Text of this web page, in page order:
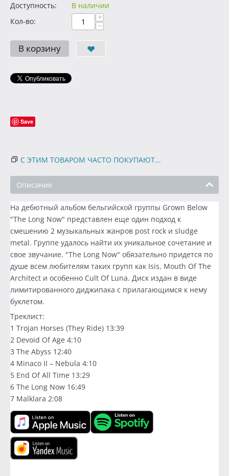
Доступность:
В наличии
Кол-во:
+
−
В корзину
Save
С ЭТИМ ТОВАРОМ ЧАСТО ПОКУПАЮТ...
Описание
На дебютный альбом бельгийской группы Grown Below
"The Long Now" представлен еще один подход к
смешению 2 музыкальных жанров post rock и sludge
metal. Группе удалось найти их уникальное сочетание и
свое звучание. "The Long Now" обязательно придется по
душе всем любителям таких групп как Isis, Mouth Of The
Architect и особенно Cult Of Luna. Диск издан в виде
лимитированного диджипака с прилагающимся к нему
буклетом.
Треклист:
1 Trojan Horses (They Ride) 13:39
2 Devoid Of Age 4:10
3 The Abyss 12:40
4 Minaco II – Nebula 4:10
5 End Of All Time 13:29
6 The Long Now 16:49
7 Malklara 2:08